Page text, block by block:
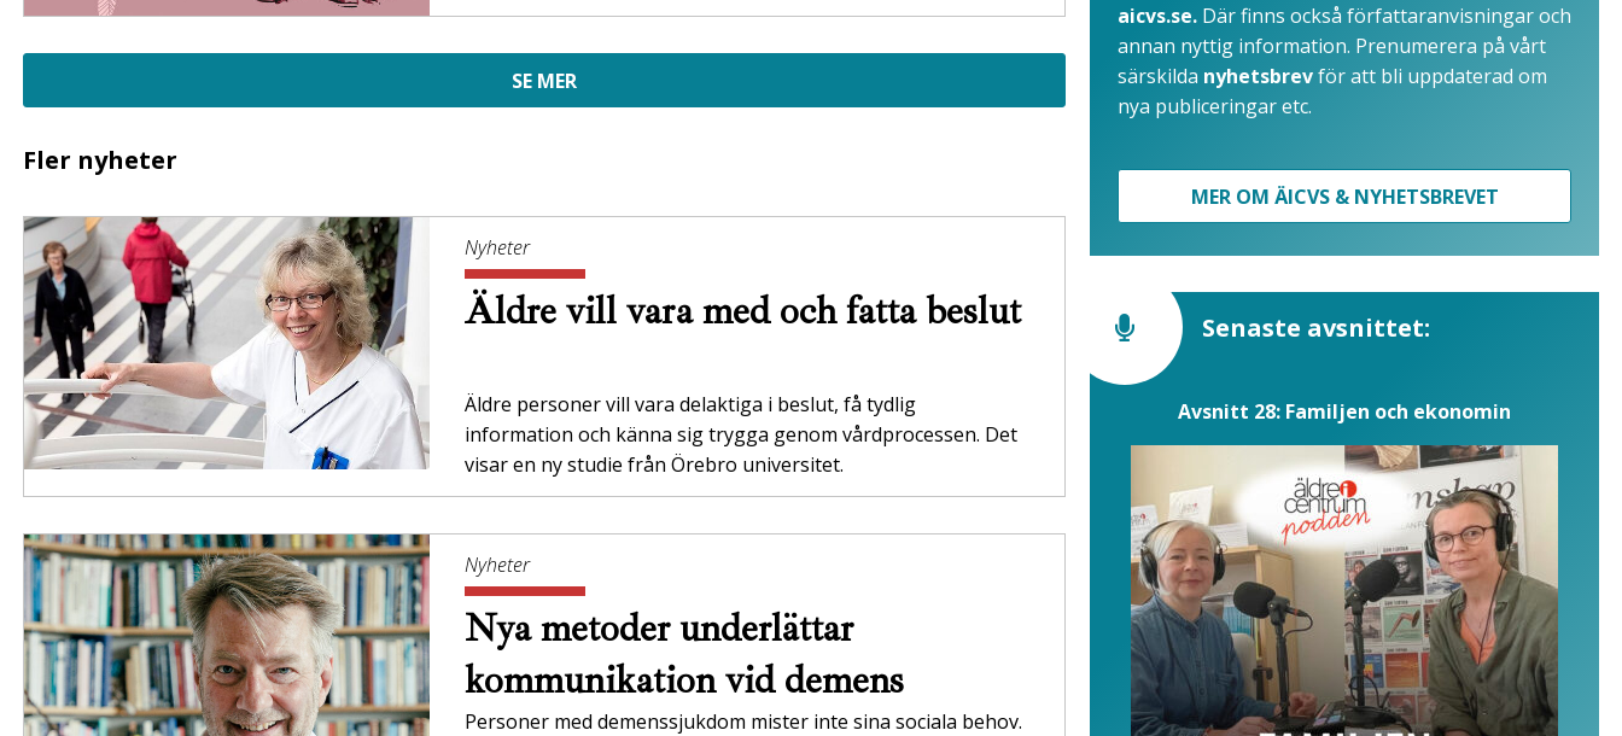
SE MER
Fler nyheter
Nyheter
Äldre vill vara med och fatta beslut
Äldre personer vill vara delaktiga i beslut, få tydlig
information och känna sig trygga genom vårdprocessen. Det
visar en ny studie från Örebro universitet.
Nyheter
Nya metoder underlättar
kommunikation vid demens
Personer med demenssjukdom mister inte sina sociala behov.
aicvs.se. Där finns också författaranvisningar och
annan nyttig information. Prenumerera på vårt
särskilda nyhetsbrevför att bli uppdaterad om
nya publiceringar etc.
MER OM ÄICVS & NYHETSBREVET
Senaste avsnittet:
Avsnitt 28: Familjen och ekonomin